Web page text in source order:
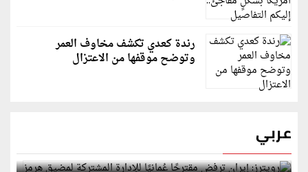
رندة كعدي تكشف مخاوف العمر
وتوضح موقفها من الاعتزال
عربي
رويترز: إيران ترفض مقترحًا عُمانيًا للإدارة المشتركة
لمضيق هرمز